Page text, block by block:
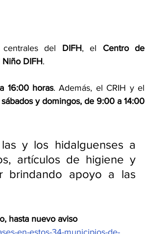
del DIFH, el Centro de
DIFH.
16:00 horas. Además, el CRIH y el
sábados y domingos, de 9:00 a 14:00
y los hidalguenses a
artículos de higiene y
brindando apoyo a las
hasta nuevo aviso
en-estos-34-municipios-de-